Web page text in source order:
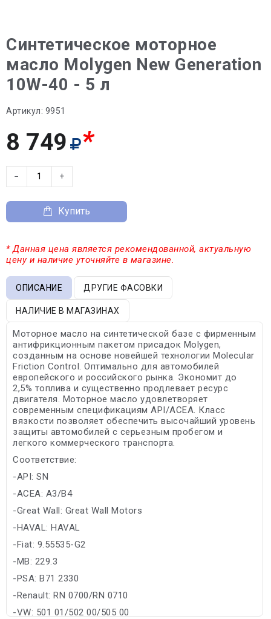
Синтетическое моторное
масло Molygen New Generation
10W-40 - 5 л
Артикул: 9951
8 749 *
− +
Купить
* Данная цена является рекомендованной, актуальную
цену и наличие уточняйте в магазине.
ОПИСАНИЕ ДРУГИЕ ФАСОВКИ
НАЛИЧИЕ В МАГАЗИНАХ
Моторное масло на синтетической базе с фирменным
антифрикционным пакетом присадок Molygen,
созданным на основе новейшей технологии Molecular
Friction Control. Оптимально для автомобилей
европейского и российского рынка. Экономит до
2,5% топлива и существенно продлевает ресурс
двигателя. Моторное масло удовлетворяет
современным спецификациям API/ACEA. Класс
вязкости позволяет обеспечить высочайший уровень
защиты автомобилей с серьезным пробегом и
легкого коммерческого транспорта.
Соответствие:
-API: SN
-ACEA: A3/B4
-Great Wall: Great Wall Motors
-HAVAL: HAVAL
-Fiat: 9.55535-G2
-MB: 229.3
-PSA: B71 2330
-Renault: RN 0700/RN 0710
-VW: 501 01/502 00/505 00